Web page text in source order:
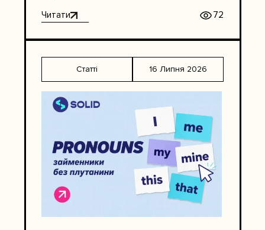
email-адрес, імена в документах,
назви компаній, паролі, абревіатури,
робочі чати. Тобто це не тема “для
вона теж потрібна, особливо якщо
англійська починається з нуля або
після великої перерви. В англійській
мові 26 […]
Читати 72
Статті 16 Липня 2026